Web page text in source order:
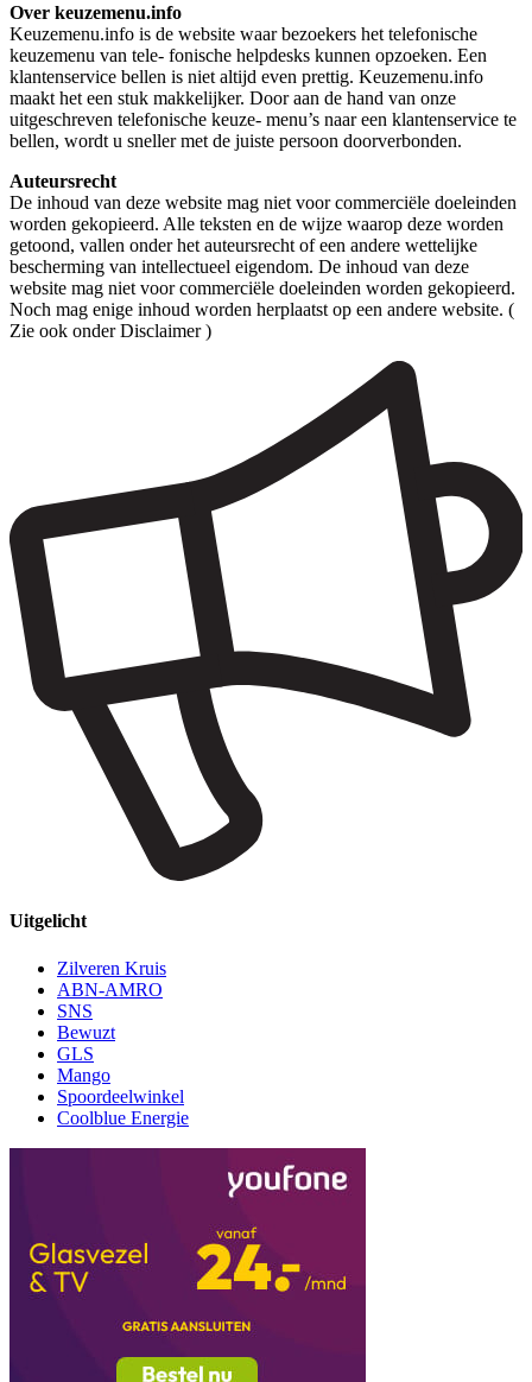
Over keuzemenu.info
Keuzemenu.info is de website waar bezoekers het telefonische
keuzemenu van tele- fonische helpdesks kunnen opzoeken. Een
klantenservice bellen is niet altijd even prettig. Keuzemenu.info
maakt het een stuk makkelijker. Door aan de hand van onze
uitgeschreven telefonische keuze- menu’s naar een klantenservice te
bellen, wordt u sneller met de juiste persoon doorverbonden.
Auteursrecht
De inhoud van deze website mag niet voor commerciële doeleinden
worden gekopieerd. Alle teksten en de wijze waarop deze worden
getoond, vallen onder het auteursrecht of een andere wettelijke
bescherming van intellectueel eigendom. De inhoud van deze
website mag niet voor commerciële doeleinden worden gekopieerd.
Noch mag enige inhoud worden herplaatst op een andere website. (
Zie ook onder Disclaimer )
Uitgelicht
Zilveren Kruis
ABN-AMRO
SNS
Bewuzt
GLS
Mango
Spoordeelwinkel
Coolblue Energie